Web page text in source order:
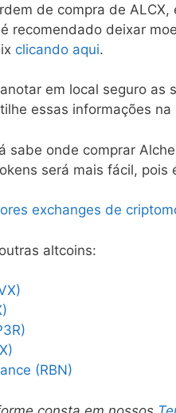
de compra de
recomendado deixar
clicando aqui.
em local seguro as
essas informações na
sabe onde comprar
será mais fácil, pois
exchanges de
altcoins:
(RBN)